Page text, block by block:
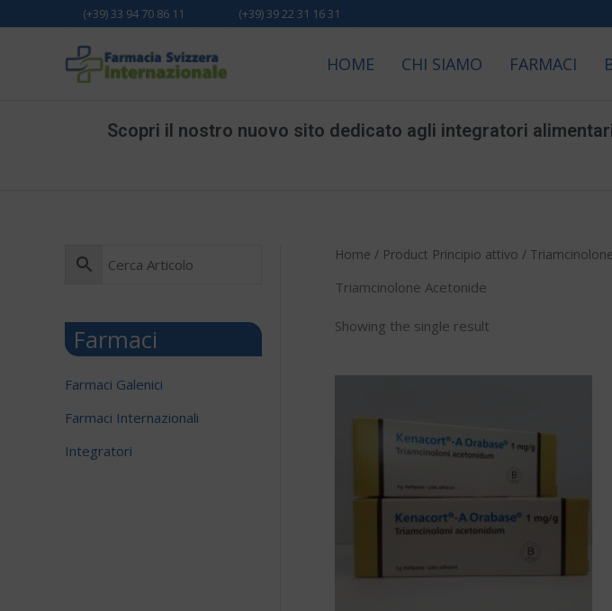
al
(+39) 33 94 70 86 11 (+39) 39 22 31 16 31
HOME CHI SIAMO FARMACI
Scopri il nostro nuovo sito dedicato agli integratori alimentari
la
Farmaci
Farmaci Galenici
Farmaci Internazionali
Integratori
Home / Product Principio attivo /
Triamcinolone Acetonide
Showing the single result